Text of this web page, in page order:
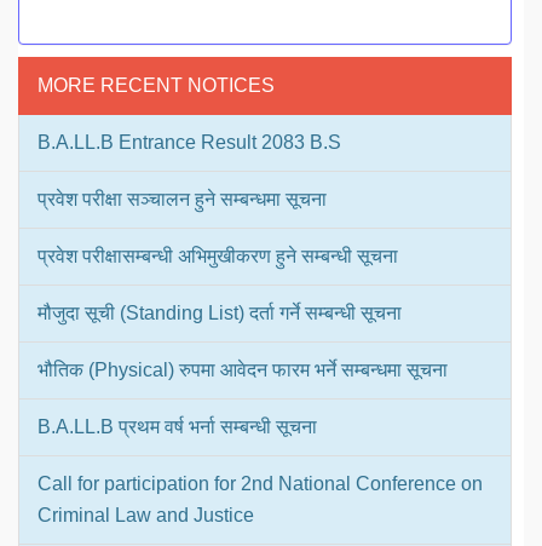
MORE RECENT NOTICES
B.A.LL.B Entrance Result 2083 B.S
प्रवेश परीक्षा सञ्चालन हुने सम्बन्धमा सूचना
प्रवेश परीक्षासम्बन्धी अभिमुखीकरण हुने सम्बन्धी सूचना
मौजुदा सूची (Standing List) दर्ता गर्ने सम्बन्धी सूचना
भौतिक (Physical) रुपमा आवेदन फारम भर्ने सम्बन्धमा सूचना
B.A.LL.B प्रथम वर्ष भर्ना सम्बन्धी सूचना
Call for participation for 2nd National Conference on
Criminal Law and Justice